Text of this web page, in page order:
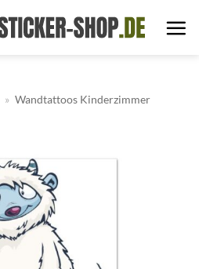
» Wandtattoos Kinderzimmer